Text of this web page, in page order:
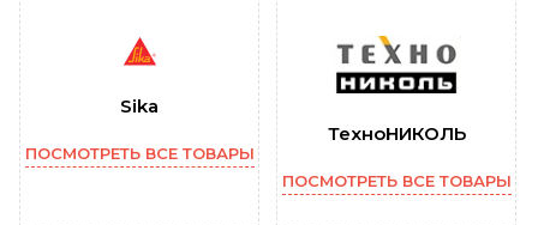
Sika
ПОСМОТРЕТЬ ВСЕ ТОВАРЫ
ТехноНИКОЛЬ
ПОСМОТРЕТЬ ВСЕ ТОВАРЫ